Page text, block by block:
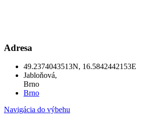
Adresa
49.2374043513N, 16.5842442153E
Jabloňová,
Brno
Brno
Navigácia do výbehu